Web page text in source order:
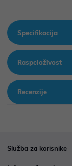
Specifikacija
Raspoloživost
Recenzije
Služba za korisnike